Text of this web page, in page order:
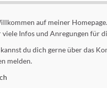
auf meiner
viele Infos und Anregungen für
kannst du dich gerne über das
melden.